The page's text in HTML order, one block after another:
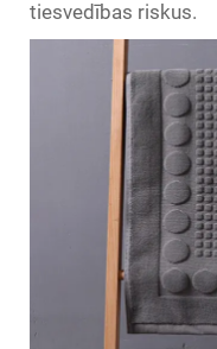
tiesvedības riskus.